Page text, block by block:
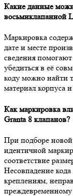
Какие данные
восьмиклапанной
Маркировка
дате и месте
сведения
убедиться в её
коду можно найти
материал корпуса
Как маркировка
Granta 8 клапанов?
При подборе
идентичной
соответствие
Несовпадение
креплениям,
преждевременному